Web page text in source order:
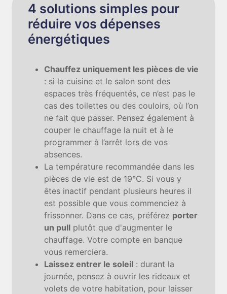
4 solutions simples pour
réduire vos dépenses
énergétiques
Chauffez uniquement les pièces de vie
: si la cuisine et le salon sont des
espaces très fréquentés, ce n’est pas le
cas des toilettes ou des couloirs, où l’on
ne fait que passer. Pensez également à
couper le chauffage la nuit et à le
programmer à l’arrêt lors de vos
absences.
La température recommandée dans les
pièces de vie est de 19°C. Si vous y
êtes inactif pendant plusieurs heures il
est possible que vous commenciez à
frissonner. Dans ce cas, préférez porter
un pull plutôt que d'augmenter le
chauffage. Votre compte en banque
vous remerciera.
Laissez entrer le soleil : durant la
journée, pensez à ouvrir les rideaux et
volets de votre habitation, pour laisser